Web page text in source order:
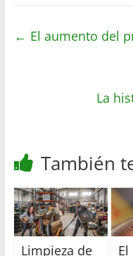
s
t
b
k
a
i
← El aumento del
La
También
Limpieza de